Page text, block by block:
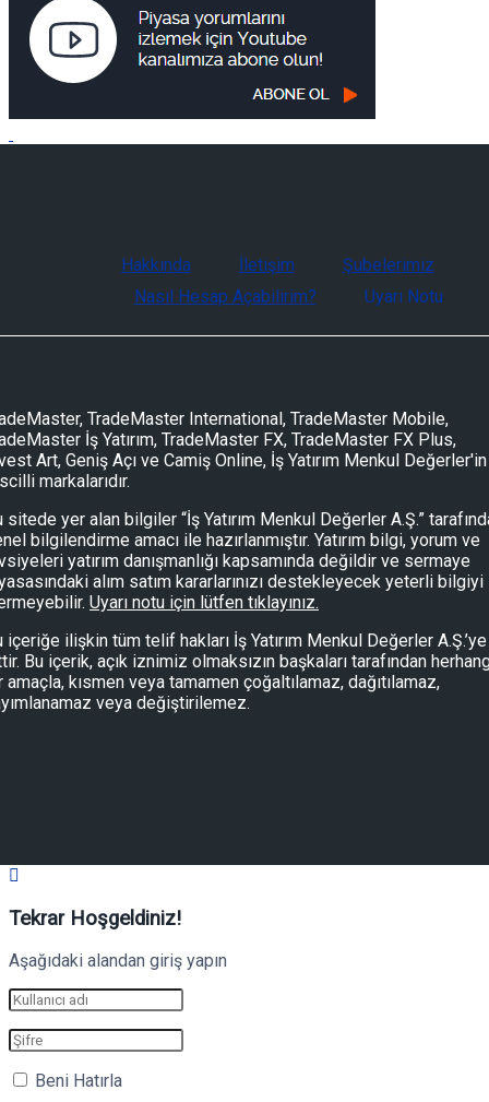
Hakkında İletişim
Şubelerimiz
Nasıl Hesap Açabilirim?
Uyarı Notu
TradeMaster International, TradeMaster Mobile,
İş Yatırım, TradeMaster FX, TradeMaster FX Plus,
Art, Geniş Açı ve Camiş Online, İş Yatırım Menkul Değerler'in
markalarıdır.
sitede yer alan bilgiler “İş Yatırım Menkul Değerler A.Ş.”
bilgilendirme amacı ile hazırlanmıştır. Yatırım bilgi, yorum ve
yatırım danışmanlığı kapsamında değildir ve sermaye
alım satım kararlarınızı destekleyecek yeterli bilgiyi
Uyarı notu için lütfen tıklayınız.
içeriğe ilişkin tüm telif hakları İş Yatırım Menkul Değerler A.Ş.’ye
Bu içerik, açık iznimiz olmaksızın başkaları tarafından
amaçla, kısmen veya tamamen çoğaltılamaz, dağıtılamaz,
veya değiştirilemez.
Tekrar Hoşgeldiniz!
Aşağıdaki alandan giriş yapın
Beni Hatırla